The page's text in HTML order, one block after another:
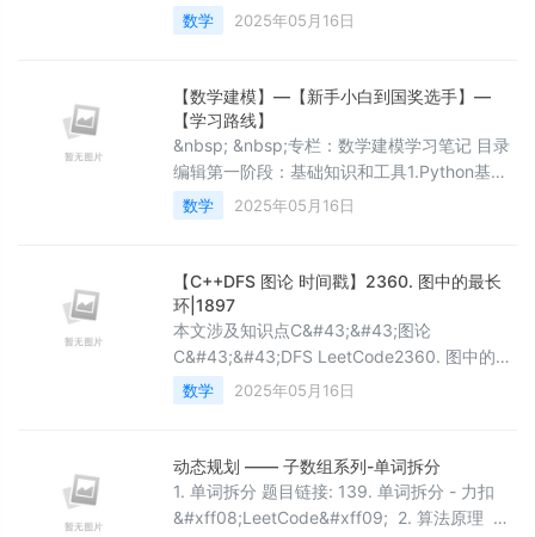
数据&#xff0
&#xff1a;&#x1f44d;点赞 &#x1f4e3;留言
&#x1f60d;收藏 &#x1f496; &#x1f496;
不是放弃。 –– 《人民日报》
&#x1f308;&#x1f3
数学 2025年05月16日
【数学建模】—【新手小白到国奖选手】—
【学习路线】
&nbsp; &nbsp;专栏：数学建模学习笔记 目录​
编辑第一阶段：基础知识和工具1.Python基础
1.学习内容1.基本语法2.函数和模块3.面向对象
编程4.文件操作2.推荐资源书籍：在线课程：
线性代数3.概率论与数理统计2.推荐教材2.常
用Python库1.学习内容
1.NumPy2.Pandas3.Matplotlib和Seaborn2
数学 2025年05月16日
【C++DFS 图论 时间戳】2360. 图中的最长
环|1897
本文涉及知识点C&#43;&#43;图论
C&#43;&#43;DFS LeetCode2360. 图中的最
长环给你一个 n 个节点的 有向图 &#xff0c;节
点编号为 0 到 n - 1 &#xff0c;其中每个节点 至
开始的数组 edges 表示&#xff0c;节点 i 到节点
edges[i] 之间有一条有向边。如果节点 i 没有
出边&#
数学 2025年05月16日
动态规划 —— 子数组系列-单词拆分
1. 单词拆分 题目链接: 139. 单词拆分 - 力扣
&#xff08;LeetCode&#xff09; 2. 算法原理 状